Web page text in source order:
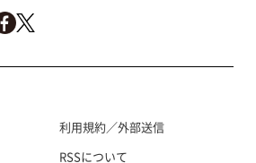
利用規約／外部送信
RSSについて